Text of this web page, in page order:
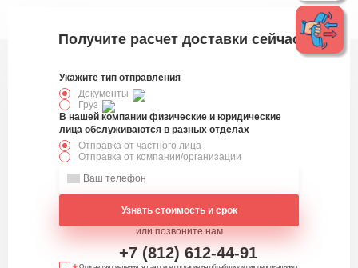
Получите расчет доставки сейчас
Укажите тип отправления
Документы
Груз
В нашей компании физические и юридические
лица обслуживаются в разных отделах
Отправка от частного лица
Отправка от компании/организации
Узнать стоимость и срок
или позвоните нам
+7 (812) 612-44-91